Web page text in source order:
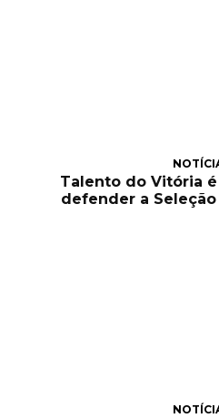
Talento do Vitória
defender a Seleção